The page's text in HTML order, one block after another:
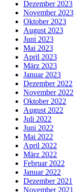
Dezember 2023
November 2023
Oktober 2023
August 2023
Juni 2023
Mai 2023
April 2023
März 2023
Januar 2023
Dezember 2022
November 2022
Oktober 2022
August 2022
Juli 2022
Juni 2022
Mai 2022
April 2022
März 2022
Februar 2022
Januar 2022
Dezember 2021
November 2021